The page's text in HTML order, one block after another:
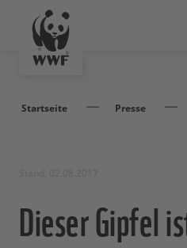
Startseite Presse
Dieser Gipfel